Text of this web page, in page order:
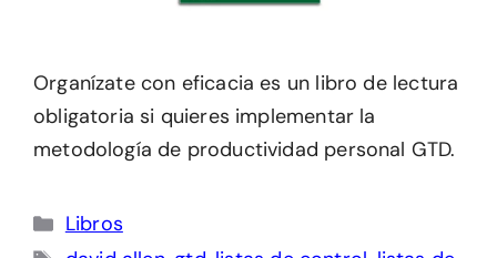
Organízate con eficacia es un libro de lectura
obligatoria si quieres implementar la
metodología de productividad personal GTD.
Categorías
Libros